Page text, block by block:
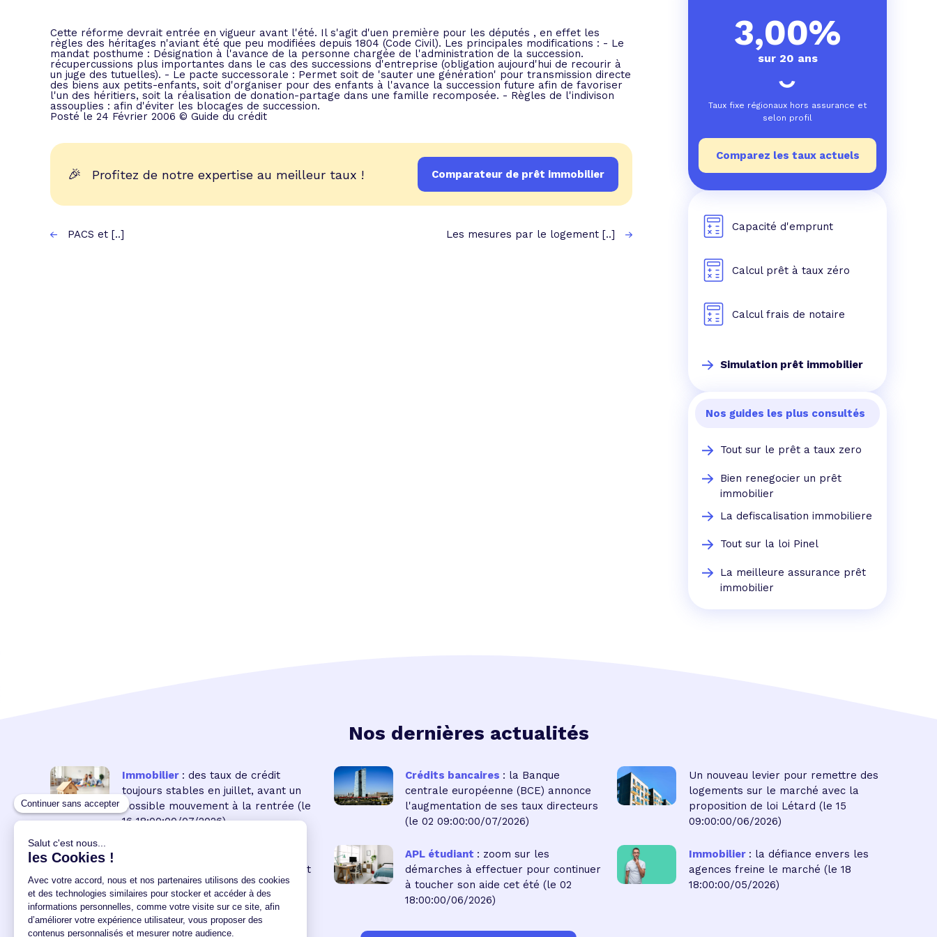
Tous les outils prêt immobilier
Profitez de notre expertise au meilleur taux !
Trouvez votre prêt conso au meilleur taux !
Bénéficiez de notre expertise en regroupement de crédits
Cette réforme devrait entrée en vigueur avant l'été. Il s'agit d'uen première pour les députés , en effet les
règles des héritages n'aviant été que peu modifiées depuis 1804 (Code Civil). Les principales modifications : - Le
mandat posthume : Désignation à l'avance de la personne chargée de l'administration de la succession.
récupercussions plus importantes dans le cas des successions d'entreprise (obligation aujourd'hui de recourir à
un juge des tutuelles). - Le pacte successorale : Permet soit de 'sauter une génération' pour transmission directe
des biens aux petits-enfants, soit d'organiser pour des enfants à l'avance la succession future afin de favoriser
l'un des héritiers, soit la réalisation de donation-partage dans une famille recomposée. - Règles de l'indivison
assouplies : afin d'éviter les blocages de succession.
Posté le 24 Février 2006 © Guide du crédit
🎉 Profitez de notre expertise au meilleur taux ! Comparateur de prêt immobilier
PACS et [..] Les mesures par le logement [..]
3,00%
sur 20 ans
Taux fixe régionaux hors assurance et
selon profil
Comparez les taux actuels
Capacité d'emprunt
Calcul prêt à taux zéro
Calcul frais de notaire
Simulation prêt immobilier
Nos guides les plus consultés
Tout sur le prêt a taux zero
Bien renegocier un prêt
immobilier
La defiscalisation immobiliere
Tout sur la loi Pinel
La meilleure assurance prêt
immobilier
Nos dernières actualités
Immobilier : des taux de crédit
toujours stables en juillet, avant un
possible mouvement à la rentrée (le
16 18:00:00/07/2026)
Crédits bancaires : la Banque
centrale européenne (BCE) annonce
l'augmentation de ses taux directeurs
(le 02 09:00:00/07/2026)
Un nouveau levier pour remettre des
logements sur le marché avec la
proposition de loi Létard (le 15
09:00:00/06/2026)
taux réduit encore le pouvoir d'achat
des acquéreurs (le 04
12:00:00/06/2026)
APL étudiant : zoom sur les
démarches à effectuer pour continuer
à toucher son aide cet été (le 02
18:00:00/06/2026)
Immobilier : la défiance envers les
agences freine le marché (le 18
18:00:00/05/2026)